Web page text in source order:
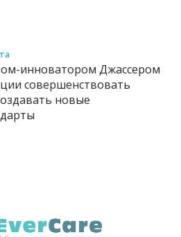
инноватором Джассером
совершенствовать
новые